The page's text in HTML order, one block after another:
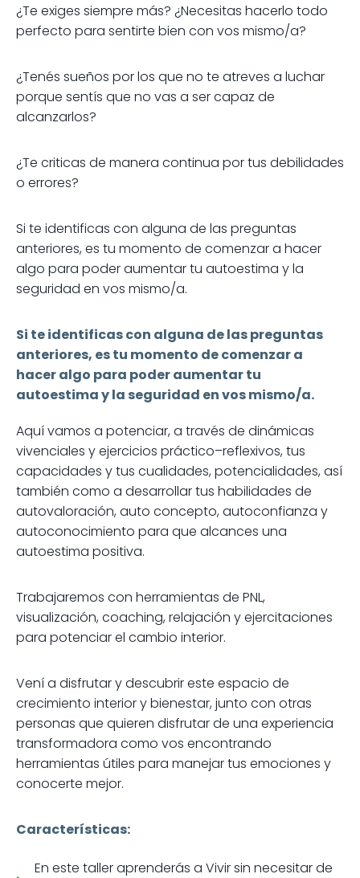
¿Te exiges siempre más? ¿Necesitas hacerlo todo
perfecto para sentirte bien con vos mismo/a?
¿Tenés sueños por los que no te atreves a luchar
porque sentís que no vas a ser capaz de
alcanzarlos?
¿Te criticas de manera continua por tus debilidades
o errores?
Si te identificas con alguna de las preguntas
anteriores, es tu momento de comenzar a hacer
algo para poder aumentar tu autoestima y la
seguridad en vos mismo/a.
Si te identificas con alguna de las preguntas
anteriores, es tu momento de comenzar a
hacer algo para poder aumentar tu
autoestima y la seguridad en vos mismo/a.
Aquí vamos a potenciar, a través de dinámicas
vivenciales y ejercicios práctico–reflexivos, tus
capacidades y tus cualidades, potencialidades, así
también como a desarrollar tus habilidades de
autovaloración, auto concepto, autoconfianza y
autoconocimiento para que alcances una
autoestima positiva.
Trabajaremos con herramientas de PNL,
visualización, coaching, relajación y ejercitaciones
para potenciar el cambio interior.
Vení a disfrutar y descubrir este espacio de
crecimiento interior y bienestar, junto con otras
personas que quieren disfrutar de una experiencia
transformadora como vos encontrando
herramientas útiles para manejar tus emociones y
conocerte mejor.
Características:
En este taller aprenderás a Vivir sin necesitar de